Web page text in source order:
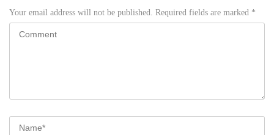
Your email address will not be published. Required fields are marked *